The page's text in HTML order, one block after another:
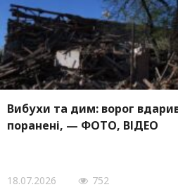
Вибухи та дим: ворог
поранені, — ФОТО, ВІДЕО
18.07.2026 752